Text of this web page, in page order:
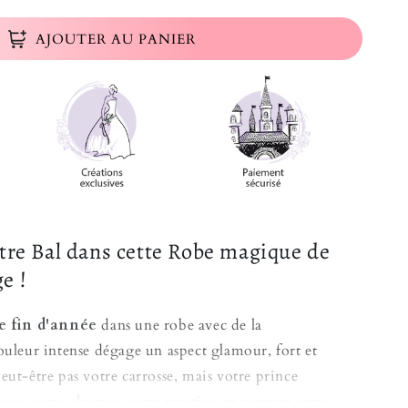
AJOUTER AU PANIER
Bal dans cette Robe magique de
!
fin d'année dans une robe avec de la
intense dégage un aspect glamour, fort et
être pas votre carrosse, mais votre prince